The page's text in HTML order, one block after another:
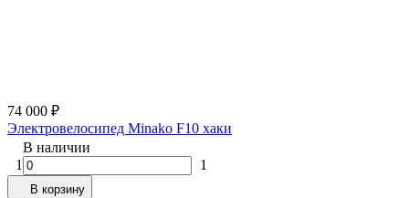
74 000 ₽
Электровелосипед Minako F10 хаки
В наличии
1
1
В корзину